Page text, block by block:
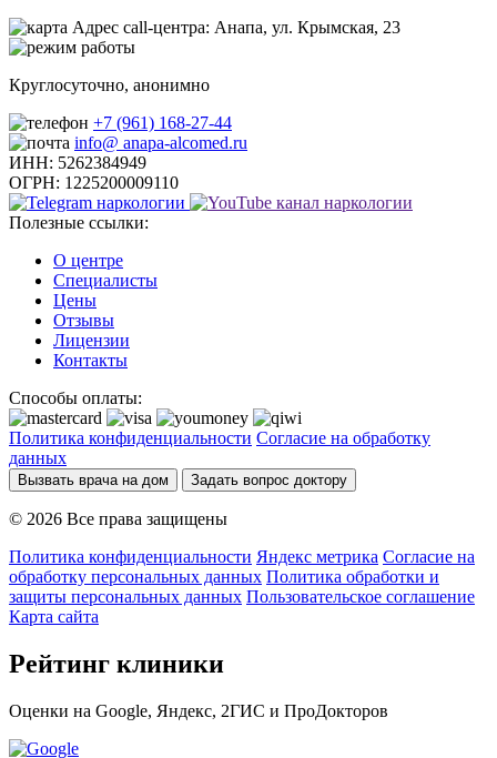
Адрес call-центра: Анапа, ул. Крымская, 23
Круглосуточно, анонимно
+7 (961) 168-27-44
info@ anapa-alcomed.ru
ИНН: 5262384949
ОГРН: 1225200009110
Полезные ссылки:
О центре
Специалисты
Цены
Отзывы
Лицензии
Контакты
Способы оплаты:
Политика конфиденциальности Согласие на обработку
данных
Вызвать врача на дом Задать вопрос доктору
© 2026 Все права защищены
Политика конфиденциальности Яндекс метрика Согласие на
обработку персональных данных Политика обработки и
защиты персональных данных Пользовательское соглашение
Карта сайта
Рейтинг клиники
Оценки на Google, Яндекс, 2ГИС и ПроДокторов